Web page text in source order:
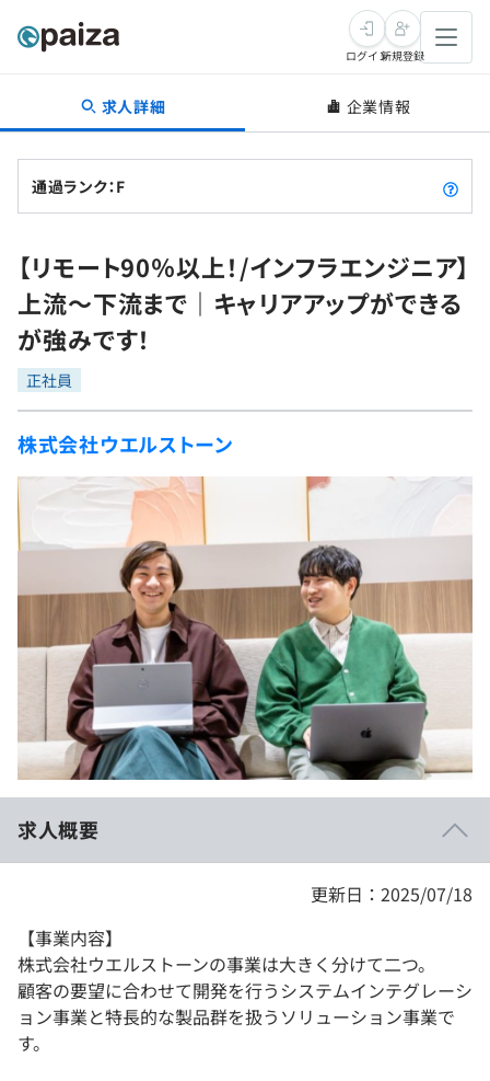
転職・キャリア
転職成功ガイド
転職エージェント
インタビュー
転職成功ガイド
新卒就活
求人検索
本選考
インターン
新卒エージェント
イベント・セミナー
就活成功ガイド
学習
問題集
4択課題
ナレッジ
リファレンス
個人向けプラン
法人向けプラン
学校向けプラン
契約内容・クーポン
プログラミング言語
評価結果一覧
再チャレンジ結果一覧
ゲーム・マンガ
Tech Team Journal
paizaとは？
ログイン新規登録
求人詳細 企業情報
通過ランク：F
【リモート90％以上！/インフラエンジニア】
上流〜下流まで｜キャリアアップができる
が強みです！
正社員
株式会社ウエルストーン
求人概要
更新日：2025/07/18
【事業内容】
株式会社ウエルストーンの事業は大きく分けて二つ。
顧客の要望に合わせて開発を行うシステムインテグレーシ
ョン事業と特長的な製品群を扱うソリューション事業で
す。